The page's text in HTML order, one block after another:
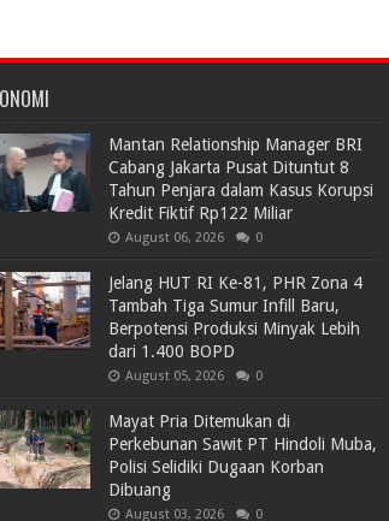
Mantan Relationship Manager BRI
Cabang Jakarta Pusat Dituntut 8
Tahun Penjara dalam Kasus Korupsi
Kredit Fiktif Rp122 Miliar
August 06, 2026 0
Jelang HUT RI Ke-81, PHR Zona 4
Tambah Tiga Sumur Infill Baru,
Berpotensi Produksi Minyak Lebih
dari 1.400 BOPD
August 05, 2026 0
Mayat Pria Ditemukan di
Perkebunan Sawit PT Hindoli Muba,
Polisi Selidiki Dugaan Korban
Dibuang
August 03, 2026 0